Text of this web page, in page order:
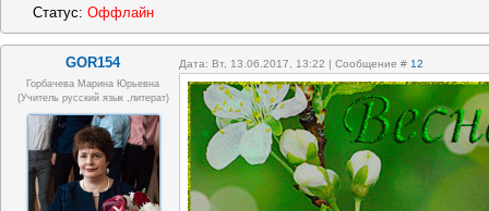
Статус: Оффлайн
GOR154 Дата: Вт, 13.06.2017, 13:22 | Сообщение # 12
Горбачева Марина Юрьевна
(учитель русский язык ,литерат)